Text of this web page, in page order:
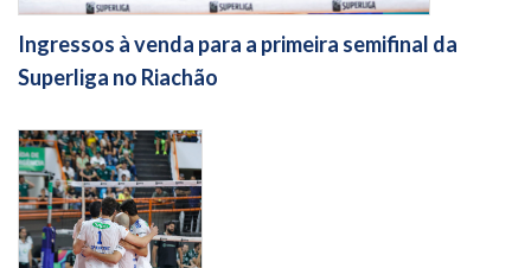
Ingressos à venda para a primeira semifinal da
Superliga no Riachão